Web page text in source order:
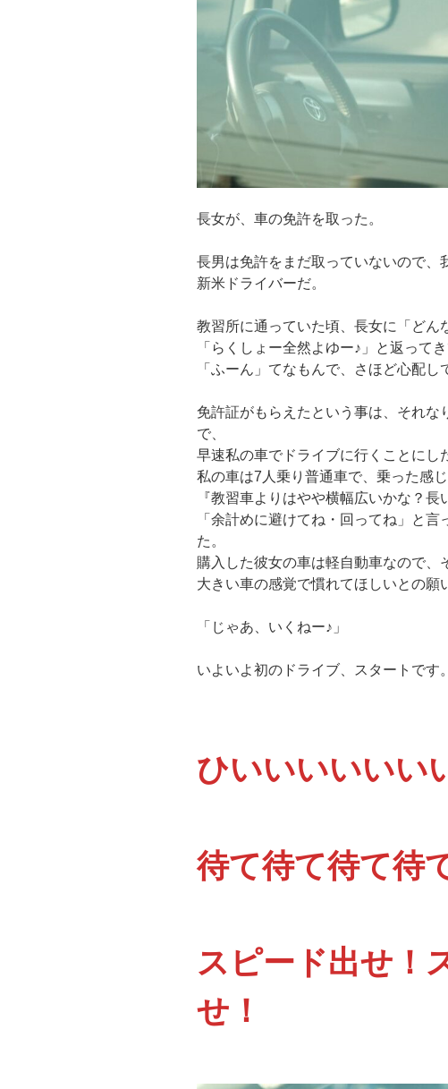
長女が、車の免許を取った。
長男は免許をまだ取っていないので、
新米ドライバーだ。
教習所に通っていた頃、長女に「どん
「らくしょー全然よゆー♪」と返って
「ふーん」てなもんで、さほど心配し
免許証がもらえたという事は、それな
で、
早速私の車でドライブに行くことにし
私の車は7人乗り普通車で、乗った感じ
『教習車よりはやや横幅広いかな？長
「余計めに避けてね・回ってね」と
た。
購入した彼女の車は軽自動車なので、
大きい車の感覚で慣れてほしいとの願
「じゃあ、いくねー♪」
いよいよ初のドライブ、スタートです。
ひいいいいいい
待て待て待て待
スピード出せ！
せ！